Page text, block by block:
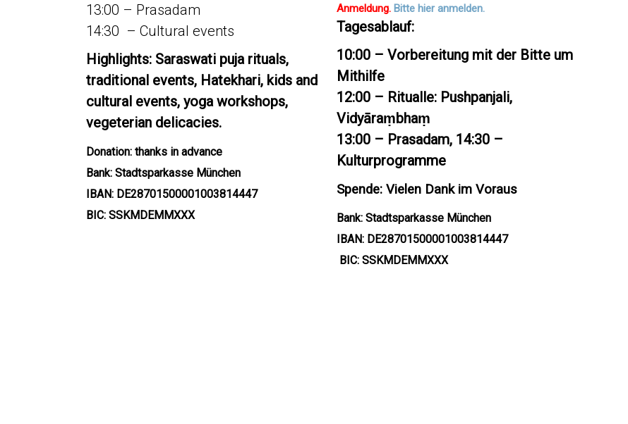
13:00 – Prasadam
14:30 – Cultural events
Highlights: Saraswati puja rituals,
traditional events, Hatekhari, kids and
cultural events, yoga workshops,
vegeterian delicacies.
Donation: thanks in advance
Bank: Stadtsparkasse München
IBAN: DE28701500001003814447
BIC: SSKMDEMMXXX
Anmeldung. Bitte hier anmelden.
Tagesablauf:
10:00 – Vorbereitung mit der Bitte um
Mithilfe
12:00 – Ritualle: Pushpanjali,
Vidyāraṃbhaṃ
13:00 – Prasadam, 14:30 –
Kulturprogramme
Spende: Vielen Dank im Voraus
Bank: Stadtsparkasse München
IBAN: DE28701500001003814447
BIC: SSKMDEMMXXX